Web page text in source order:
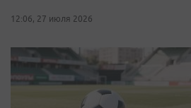
12:06, 27 июля 2026